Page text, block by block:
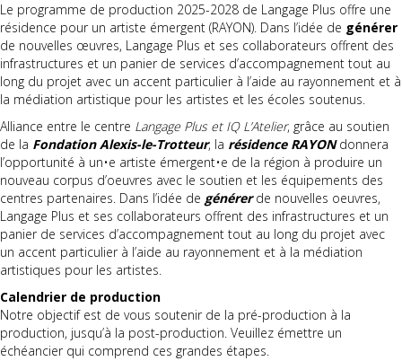
Le programme de production 2025-2028 de Langage Plus offre une
résidence pour un artiste émergent (RAYON). Dans l’idée de générer
de nouvelles œuvres, Langage Plus et ses collaborateurs offrent des
infrastructures et un panier de services d’accompagnement tout au
long du projet avec un accent particulier à l’aide au rayonnement et à
la médiation artistique pour les artistes et les écoles soutenus.
Alliance entre le centre Langage Plus et IQ L’Atelier, grâce au soutien
de la Fondation Alexis-le-Trotteur, la résidence RAYONdonnera
l’opportunité à un•e artiste émergent•e de la région à produire un
nouveau corpus d’oeuvres avec le soutien et les équipements des
centres partenaires. Dans l’idée de générerde nouvelles oeuvres,
Langage Plus et ses collaborateurs offrent des infrastructures et un
panier de services d’accompagnement tout au long du projet avec
un accent particulier à l’aide au rayonnement et à la médiation
artistiques pour les artistes.
Calendrier de production
Notre objectif est de vous soutenir de la pré-production à la
production, jusqu’à la post-production. Veuillez émettre un
échéancier qui comprend ces grandes étapes.